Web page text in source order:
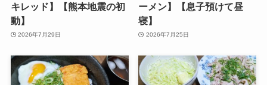
キレッド】【熊本地震の初
動】
2026年7月29日
ーメン】【息子預けて昼
寝】
2026年7月25日